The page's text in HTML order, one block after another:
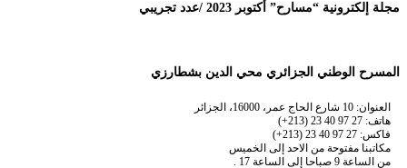
مجلة إلكترونية “مسارح” أكتوبر 2023 /عدد تجريبي
المسرح الوطني الجزائري محي الدين بشطارزي
العنوان: 10 شارع الحاج عمر، 16000، الجزائر
هاتف: 27 97 40 23 (213+)
فاكس: 27 97 40 23 (213+)
مكاتبنا مفتوحة من الاحد إلى الخميس
من الساعة 9 صباحا إلى الساعة 17 .